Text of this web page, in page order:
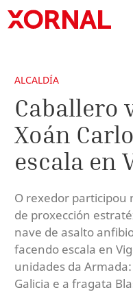
ALCALDÍA
Caballero
Xoán
escala en
O rexedor participou
de proxección
nave de asalto
facendo escala en
unidades da
Galicia e a fragata